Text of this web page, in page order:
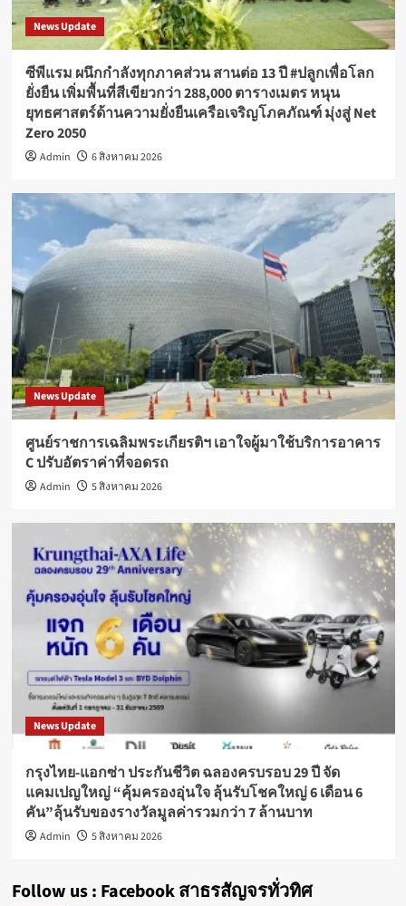
News Update
ซีพีแรม ผนึกกำลังทุกภาคส่วน สานต่อ 13 ปี #ปลูกเพื่อโลก
ยั่งยืน เพิ่มพื้นที่สีเขียวกว่า 288,000 ตารางเมตร หนุน
ยุทธศาสตร์ด้านความยั่งยืนเครือเจริญโภคภัณฑ์ มุ่งสู่ Net
Zero 2050
Admin 6 สิงหาคม 2026
News Update
ศูนย์ราชการเฉลิมพระเกียรติฯ เอาใจผู้มาใช้บริการอาคาร
C ปรับอัตราค่าที่จอดรถ
Admin 5 สิงหาคม 2026
News Update
กรุงไทย-แอกซ่า ประกันชีวิต ฉลองครบรอบ 29 ปี จัด
แคมเปญใหญ่ “คุ้มครองอุ่นใจ ลุ้นรับโชคใหญ่ 6 เดือน 6
คัน”ลุ้นรับของรางวัลมูลค่ารวมกว่า 7 ล้านบาท
Admin 5 สิงหาคม 2026
Follow us : Facebook สาธรสัญจรทั่วทิศ